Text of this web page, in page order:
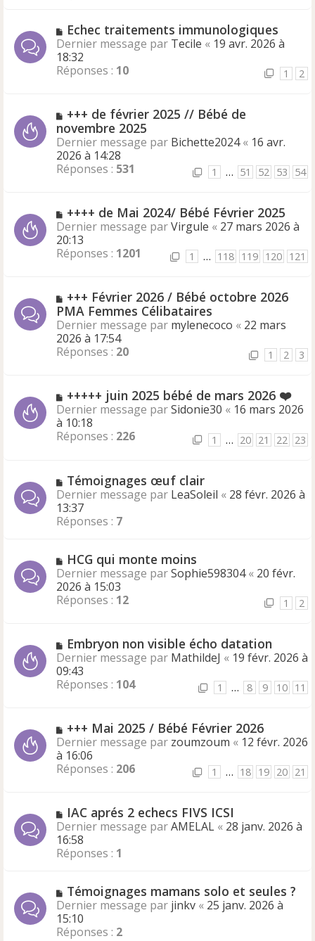
Echec traitements immunologiques
Dernier message par Tecile « 19 avr. 2026 à
18:32
Réponses : 10 1 2
+++ de février 2025 // Bébé de
novembre 2025
Dernier message par Bichette2024« 16 avr.
2026 à 14:28
Réponses : 531 1 … 51 52 53 54
++++ de Mai 2024/ Bébé Février 2025
Dernier message parVirgule « 27 mars 2026 à
20:13
Réponses : 1201 1 … 118 119 120 121
+++ Février 2026 / Bébé octobre 2026
PMA Femmes Célibataires
Dernier message par mylenecoco « 22 mars
2026 à 17:54
Réponses : 20 1 2 3
+++++ juin 2025 bébé de mars 2026 ❤️
Dernier message parSidonie30 « 16 mars 2026
à 10:18
Réponses : 226 1 … 20 21 22 23
Témoignages œuf clair
Dernier message par LeaSoleil « 28 févr. 2026 à
13:37
Réponses : 7
HCG qui monte moins
Dernier message parSophie598304« 20 févr.
2026 à 15:03
Réponses : 12 1 2
Embryon non visible écho datation
Dernier message par MathildeJ « 19 févr. 2026 à
09:43
Réponses : 104 1 … 8 9 10 11
+++ Mai 2025 / Bébé Février 2026
Dernier message par zoumzoum « 12 févr. 2026
à 16:06
Réponses : 206 1 … 18 19 20 21
IAC aprés 2 echecs FIVS ICSI
Dernier message parAMELAL « 28 janv. 2026 à
16:58
Réponses : 1
Témoignages mamans solo et seules ?
Dernier message par jinkv « 25 janv. 2026 à
15:10
Réponses : 2